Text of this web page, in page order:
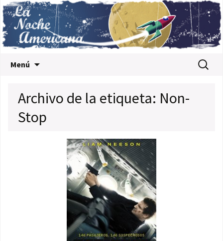
Menú Buscar:
Archivo de la etiqueta: Non-
Stop